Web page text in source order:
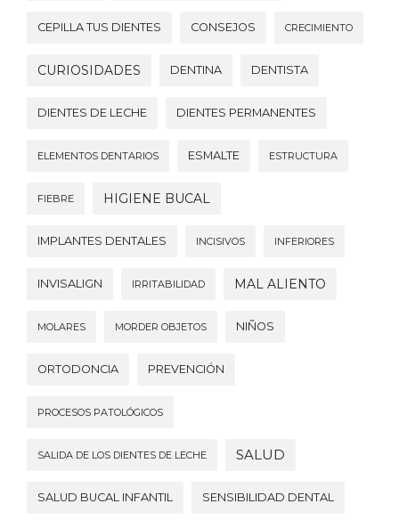
CEPILLA TUS DIENTES CONSEJOS CRECIMIENTO
CURIOSIDADES DENTINA DENTISTA
DIENTES DE LECHE DIENTES PERMANENTES
ELEMENTOS DENTARIOS ESMALTE ESTRUCTURA
FIEBRE HIGIENE BUCAL
IMPLANTES DENTALES INCISIVOS INFERIORES
INVISALIGN IRRITABILIDAD MAL ALIENTO
MOLARES MORDER OBJETOS NIÑOS
ORTODONCIA PREVENCIÓN
PROCESOS PATOLÓGICOS
SALIDA DE LOS DIENTES DE LECHE SALUD
SALUD BUCAL INFANTIL SENSIBILIDAD DENTAL